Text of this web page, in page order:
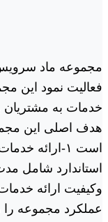
فعالیت نمود این
هدف اصلی این
است ١-ارائه
عملکرد مجموعه